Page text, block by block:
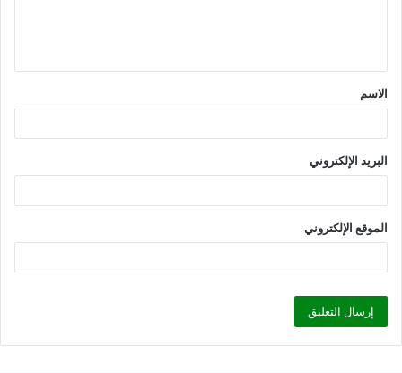
ق
*الاسم
البريد الإلكتروني
الموقع الإلكتروني